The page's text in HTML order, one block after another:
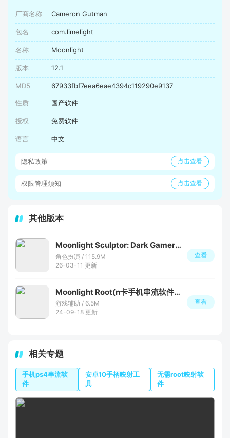
厂商名称 Cameron Gutman
包名 com.limelight
名称 Moonlight
版本 12.1
MD5 67933fbf7eea6eae4394c119290e9137
性质 国产软件
授权 免费软件
语言 中文
隐私政策 点击查看
权限管理须知 点击查看
其他版本
Moonlight Sculptor: Dark Gamer下载安装
角色扮演 / 115.9M
26-03-11 更新
查看
Moonlight Root(n卡手机串流软件安卓版)
游戏辅助 / 6.5M
24-09-18 更新
查看
相关专题
手机ps4串流软
件
安卓10手柄映射工
具
无需root映射软
件